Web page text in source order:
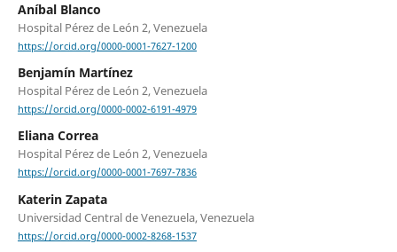
Aníbal Blanco
Hospital Pérez de León 2, Venezuela
https://orcid.org/0000-0001-7627-1200
Benjamín Martínez
Hospital Pérez de León 2, Venezuela
https://orcid.org/0000-0002-6191-4979
Eliana Correa
Hospital Pérez de León 2, Venezuela
https://orcid.org/0000-0001-7697-7836
Katerin Zapata
Universidad Central de Venezuela, Venezuela
https://orcid.org/0000-0002-8268-1537